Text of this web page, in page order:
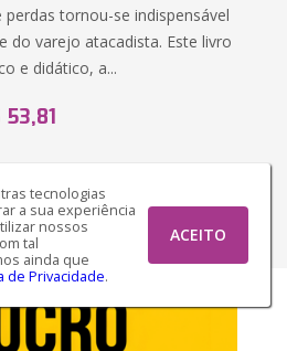
tecnologias
a sua experiência
nossos
tal
ainda que
de Privacidade.
ACEITO
tornou-se indispensável
do varejo atacadista. Este livro
e didático, a...
53,81